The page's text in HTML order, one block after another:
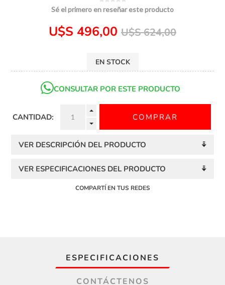
Sé el primero en reseñar este producto
U$S 496,00 U$S 624,00
EN STOCK
CONSULTAR POR ESTE PRODUCTO
CANTIDAD:
VER DESCRIPCIÓN DEL PRODUCTO
VER ESPECIFICACIONES DEL PRODUCTO
COMPARTÍ EN TUS REDES
ESPECIFICACIONES
CONTÁCTENOS